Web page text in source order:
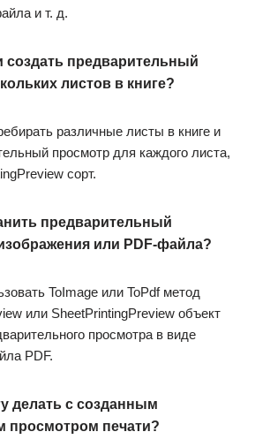
и т. д.
предварительный
листов в книге?
различные листы в книге и
просмотр для каждого листа,
сорт.
предварительный
или PDF-файла?
ToImage или ToPdf метод
или SheetPrintingPreview объект
просмотра в виде
PDF.
делать с созданным
просмотром печати?